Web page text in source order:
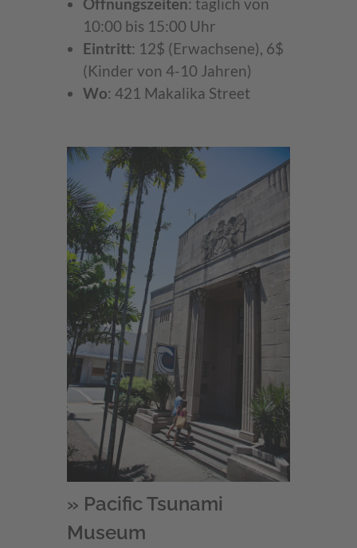
Öffnungszeiten: täglich von
10:00 bis 15:00 Uhr
Eintritt: 12$ (Erwachsene), 6$
(Kinder von 4-10 Jahren)
Wo: 421 Makalika Street
» Pacific Tsunami
Museum